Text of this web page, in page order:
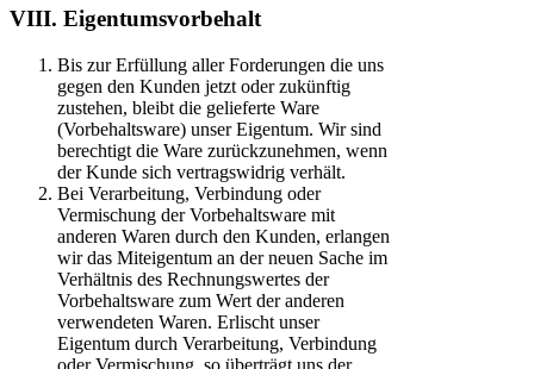
VIII. Eigentumsvorbehalt
Bis zur Erfüllung aller Forderungen die uns
gegen den Kunden jetzt oder zukünftig
zustehen, bleibt die gelieferte Ware
(Vorbehaltsware) unser Eigentum. Wir sind
berechtigt die Ware zurückzunehmen, wenn
der Kunde sich vertragswidrig verhält.
Bei Verarbeitung, Verbindung oder
Vermischung der Vorbehaltsware mit
anderen Waren durch den Kunden, erlangen
wir das Miteigentum an der neuen Sache im
Verhältnis des Rechnungswertes der
Vorbehaltsware zum Wert der anderen
verwendeten Waren. Erlischt unser
Eigentum durch Verarbeitung, Verbindung
oder Vermischung, so überträgt uns der